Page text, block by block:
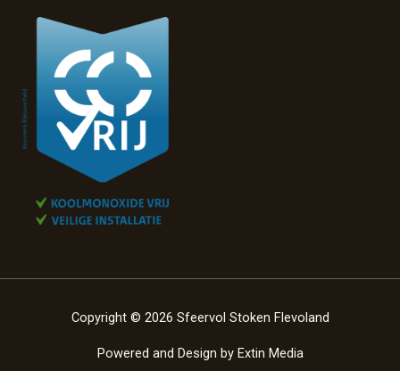
Copyright © 2026 Sfeervol Stoken Flevoland
Powered and Design by Extin Media